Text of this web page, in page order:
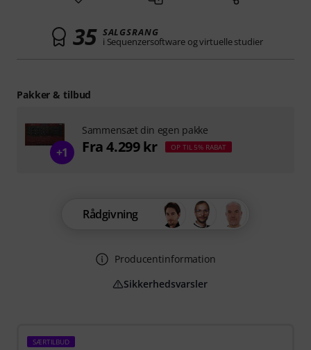
SÆRTILBUD
35 SALGSRANG
i Sequenzersoftware og virtuelle studier
Rådgivning
Producentinformation
Sikkerhedsvarsler
Pakker & tilbud
+1
Sammensæt din egen pakke
Fra 4.299 kr OP TIL 5% RABAT